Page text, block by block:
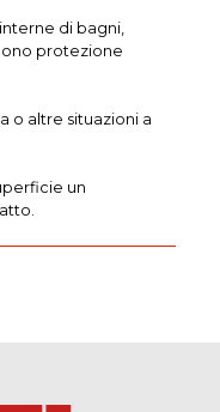
di bagni,
protezione
o altre situazioni a
un